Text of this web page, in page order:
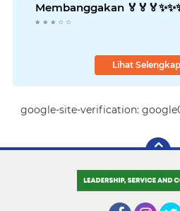
Membanggakan
Lihat
google-site-verification: